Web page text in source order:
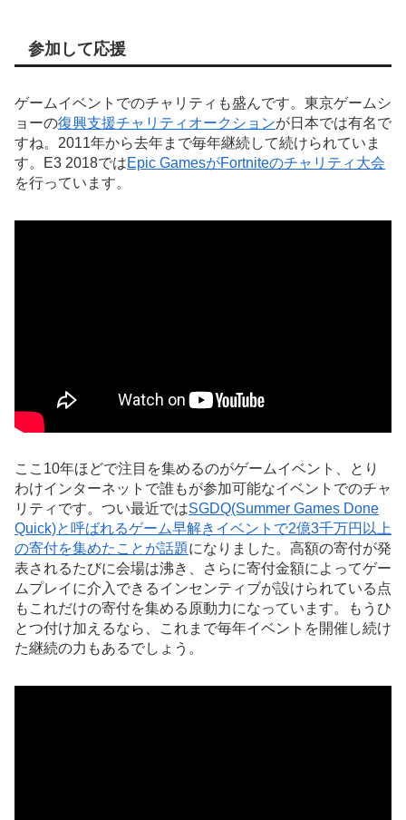
参加して応援
ゲームイベントでのチャリティも盛んです。東京ゲームシ
ョーの復興支援チャリティオークションが日本では有名で
すね。2011年から去年まで毎年継続して続けられていま
す。E3 2018ではEpic GamesがFortniteのチャリティ大会
を行っています。
ここ10年ほどで注目を集めるのがゲームイベント、とり
わけインターネットで誰もが参加可能なイベントでのチャ
リティです。つい最近ではSGDQ(Summer Games Done
Quick)と呼ばれるゲーム早解きイベントで2億3千万円以上
の寄付を集めたことが話題になりました。高額の寄付が発
表されるたびに会場は沸き、さらに寄付金額によってゲー
ムプレイに介入できるインセンティブが設けられている点
もこれだけの寄付を集める原動力になっています。もうひ
とつ付け加えるなら、これまで毎年イベントを開催し続け
た継続の力もあるでしょう。